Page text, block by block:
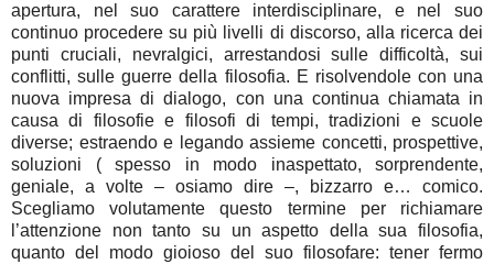
apertura, nel suo carattere interdisciplinare, e nel suo
continuo procedere su più livelli di discorso, alla ricerca dei
punti cruciali, nevralgici, arrestandosi sulle difficoltà, sui
conflitti, sulle guerre della filosofia. E risolvendole con una
nuova impresa di dialogo, con una continua chiamata in
causa di filosofie e filosofi di tempi, tradizioni e scuole
diverse; estraendo e legando assieme concetti, prospettive,
soluzioni ( spesso in modo inaspettato, sorprendente,
geniale, a volte – osiamo dire –, bizzarro e… comico.
Scegliamo volutamente questo termine per richiamare
l’attenzione non tanto su un aspetto della sua filosofia,
quanto del modo gioioso del suo filosofare: tener fermo